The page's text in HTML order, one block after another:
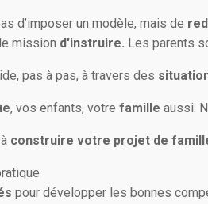
d’imposer un modèle, mais de
mission d'instruire. Les parents
pas à pas, à travers des
, vos enfants, votre famille aussi.
construire votre projet de
pour développer les bonnes